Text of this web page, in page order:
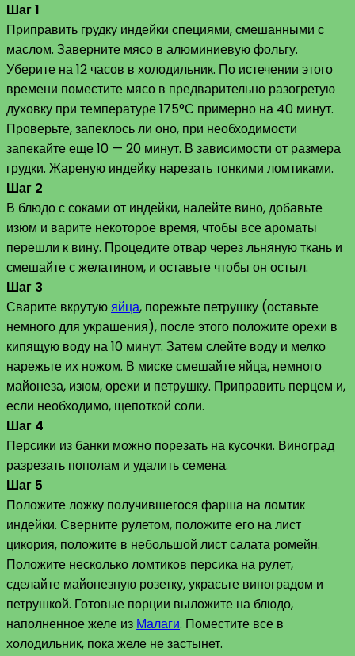
Шаг 1
Приправить грудку индейки специями, смешанными с
маслом. Заверните мясо в алюминиевую фольгу.
Уберите на 12 часов в холодильник. По истечении этого
времени поместите мясо в предварительно разогретую
духовку при температуре 175°С примерно на 40 минут.
Проверьте, запеклось ли оно, при необходимости
запекайте еще 10 — 20 минут. В зависимости от размера
грудки. Жареную индейку нарезать тонкими ломтиками.
Шаг 2
В блюдо с соками от индейки, налейте вино, добавьте
изюм и варите некоторое время, чтобы все ароматы
перешли к вину. Процедите отвар через льняную ткань и
смешайте с желатином, и оставьте чтобы он остыл.
Шаг 3
Сварите вкрутуюяйца, порежьте петрушку (оставьте
немного для украшения), после этого положите орехи в
кипящую воду на 10 минут. Затем слейте воду и мелко
нарежьте их ножом. В миске смешайте яйца, немного
майонеза, изюм, орехи и петрушку. Приправить перцем и,
если необходимо, щепоткой соли.
Шаг 4
Персики из банки можно порезать на кусочки. Виноград
разрезать пополам и удалить семена.
Шаг 5
Положите ложку получившегося фарша на ломтик
индейки. Сверните рулетом, положите его на лист
цикория, положите в небольшой лист салата ромейн.
Положите несколько ломтиков персика на рулет,
сделайте майонезную розетку, украсьте виноградом и
петрушкой. Готовые порции выложите на блюдо,
наполненное желе из Малаги. Поместите все в
холодильник, пока желе не застынет.